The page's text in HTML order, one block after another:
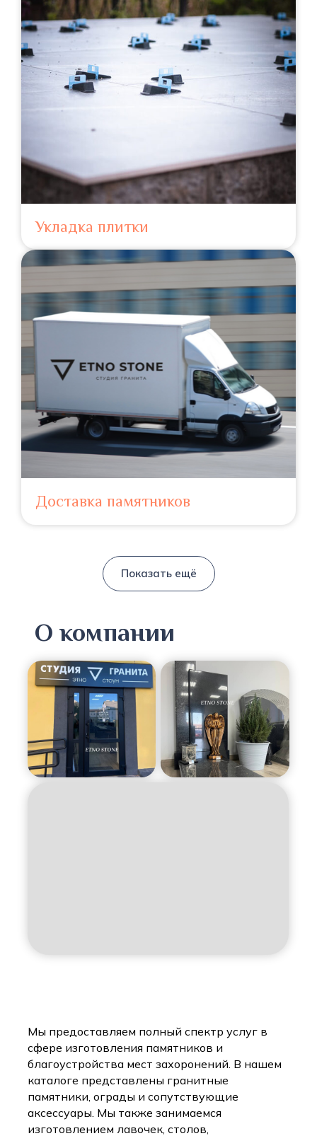
Укладка плитки
Доставка памятников
Показать ещё
Мы предоставляем полный спектр услуг в
сфере изготовления памятников и
благоустройства мест захоронений. В нашем
каталоге представлены гранитные
памятники, ограды и сопутствующие
аксессуары. Мы также занимаемся
изготовлением лавочек, столов,
О компании